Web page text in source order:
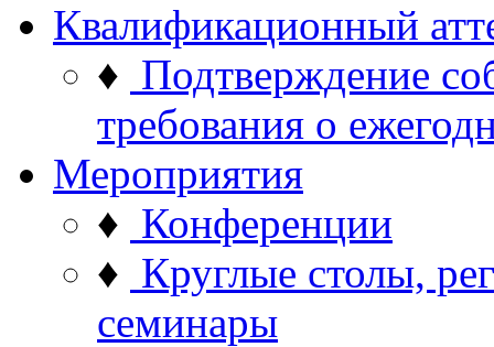
Квалификационный
♦ Подтверждение
требования о
Мероприятия
♦ Конференции
♦ Круглые столы,
семинары